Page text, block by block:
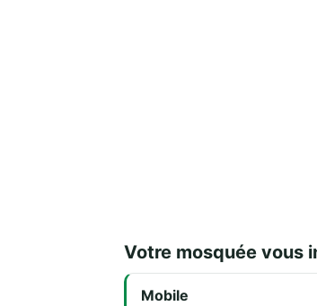
Votre mosquée vous
Mobile